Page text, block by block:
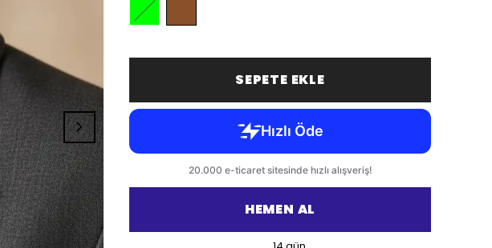
SEPETE EKLE
HEMEN AL